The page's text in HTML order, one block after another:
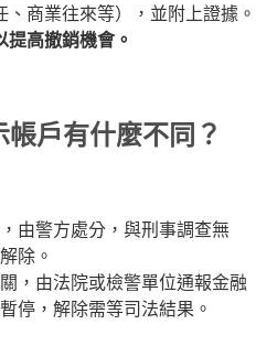
商業往來等），並附上證據。
高撤銷機會。
戶有什麼不同？
由警方處分，與刑事調查無
除。
，由法院或檢警單位通報金融
停，解除需等司法結果。